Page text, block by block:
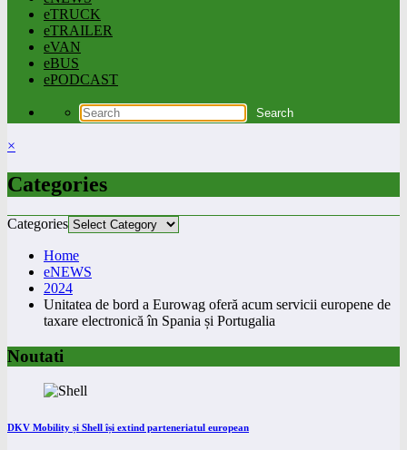
eTRUCK
eTRAILER
eVAN
eBUS
ePODCAST
×
Categories
Categories
Home
eNEWS
2024
Unitatea de bord a Eurowag oferă acum servicii europene de
taxare electronică în Spania și Portugalia
Noutati
DKV Mobility și Shell își extind parteneriatul european